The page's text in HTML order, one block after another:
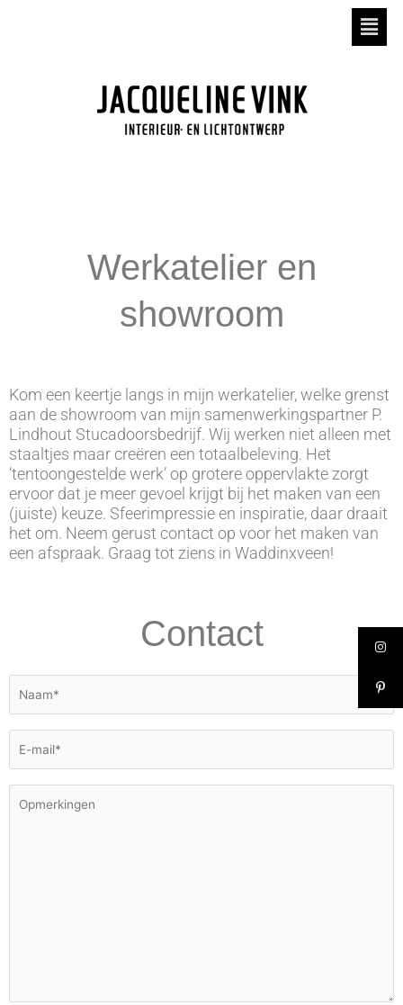
Werkatelier en
showroom
Kom een keertje langs in mijn werkatelier, welke grenst
aan de showroom van mijn samenwerkingspartner P.
Lindhout Stucadoorsbedrijf. Wij werken niet alleen met
staaltjes maar creëren een totaalbeleving. Het
‘tentoongestelde werk’ op grotere oppervlakte zorgt
ervoor dat je meer gevoel krijgt bij het maken van een
(juiste) keuze. Sfeerimpressie en inspiratie, daar draait
het om. Neem gerust contact op voor het maken van
een afspraak. Graag tot ziens in Waddinxveen!
Contact